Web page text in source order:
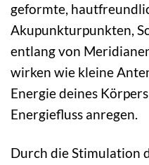
geformte,
Akupunkturpunkten,
entlang von
wirken wie kleine
Energie deines
Energiefluss anregen.
Durch die Stimulation